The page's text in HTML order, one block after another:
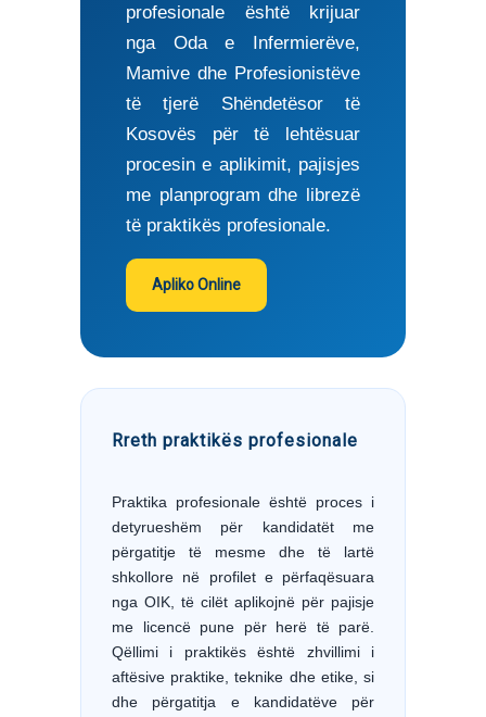
profesionale është krijuar
nga Oda e Infermierëve,
Mamive dhe Profesionistëve
të tjerë Shëndetësor të
Kosovës për të lehtësuar
procesin e aplikimit, pajisjes
me planprogram dhe librezë
të praktikës profesionale.
Apliko Online
Rreth praktikës profesionale
Praktika profesionale është proces i
detyrueshëm për kandidatët me
përgatitje të mesme dhe të lartë
shkollore në profilet e përfaqësuara
nga OIK, të cilët aplikojnë për pajisje
me licencë pune për herë të parë.
Qëllimi i praktikës është zhvillimi i
aftësive praktike, teknike dhe etike, si
dhe përgatitja e kandidatëve për